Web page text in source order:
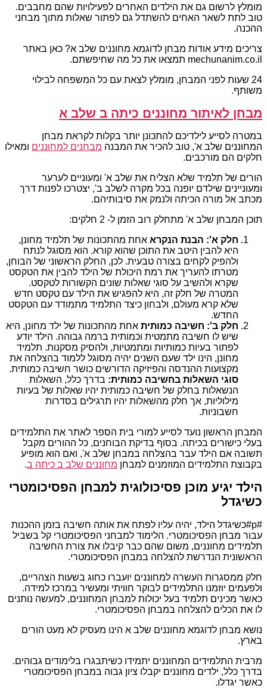
מומלץ לרשום גם את הילדים האחרים לפעילויות שהם מחבבים.
טוב לתת לשאר האחים להשתדל גם לפתור שאלות מתוך מבחני
ההכנה.
צריכים מידע אודות מבחן לדוגמא מחוננים שלב א? כאן באתר
mechunanim.co.il תמצאו את כל מה שחיפשתם.
24 שעות לפני המבחן, מומלץ לצאת עם כל המשפחה לבילוי
משותף.
מבחן לאיתור מחוננים כיתה ב שלב א
במטרה לסייע לילדיכם להתכונן יותר בקלות לקראת מבחן
המחוננים שלב א', טוב להכיר את המבנה מבחנים למחוננים ומאילו
חלקים הם מורכבים.
הורים של תלמיד שלא הצליח את שלב א' ומעוניים לערער
ומעוניינים שילדם יופנה בכל מקרה לשלב ב', יצטרכו לפנות דרך
מכתב אל מורה הכיתה ולנמק את סיבותיהם.
תוכן המבחן שלב א' מתחלק רוב הזמן ל- 2 חלקים:
חלק א': הבנת הנקרא אחת מהתכונות של תלמיד מחונן,
היא להבין היטב את התוכן שהוא קורא. הוא מסוגל לנתח
ולהפיק לקחים בצורה טבעית. לכן, החלק הראשוני של הבוחן,
מטרתו להעריך את רמת היכולת של הילד להבין את הטקסט
שקרא ולהשיב על סוגי שאלות שונים הקשורות לטקסט.
המטרה של חלק זה, היא להפגיש את הילד עם טקסט חדש
שלא קרא מעולם, ולבחון כיצד התלמיד מתמודד עם הטקסט
החדש.
חלק ב': חשיבה כמותית אחת מהתכונות של ילד מחונן, היא
שיש לו חשיבה מתמטית וכמותית ברמה גבוהה. הילד יודע
לפתור בעיות כמותיות ומתמטיות, ולהסיק מסקנות. תלמיד
מחונן, הינו ילד שעם השנים יהיה מסוגל ללמוד בהצלחה את
מקצועות ההנדסה והפיזיקה הדורשים כושר חשיבה כמותית.
סוגי השאלות בחשיבה כמותית: בדרך כלל, השאלות
הנשאלות בחלק של חשיבה כמותית יהיו שאלות של בעיות
מילוליות, אך חלק מהשאלות יהיו תרגילים בסדרות
חשבוניות.
המבחן הראשון נועד לסייע למורי בית הספר לאתר את התלמידים
בעלי כישורים בכיתה. בסוף בדיקת הבוחנים, כל ההורים מקבל
תשובה אם הילד עבר בהצלחה במבחן שלב א', ואם הוא מופיע
בקבוצת התלמידים המוזמנים למבחן מחוננים שלב ב כיתה ב.
הילד יגיע מוכן פסיכולוגית למבחן הפסיכומטרי
כשיגדל
#p#כשיגדל הילד, יהיה עליו לפתח את אותה חשיבה בזמן ההכנות
עבור מבחן הפסיכומטרי. הלימוד למבחני הפסיכומטרי קל בשביל
תלמידים מחוננים, משום שהם כבר קיבלו את צורת החשיבה
הראשונית הנדרשת להצלחה במבחן הפסיכומטרי.
חלק ממסגרות העשרה למחוננים יועברו כחוג בשעות הצהריים,
ולפעמים יוזמנו התלמידים לבוקר חוויתי ומעשיר במרכז למידה.
כאשר מכינים תלמיד בעל יכולות למבחן המחוננים, למעשה נותנים
לו את הכלים להצלחה במבחן הפסיכומטרי.
נושא מבחן לדוגמא מחוננים שלב א הינו מעסיק לא מעט הורים
בארץ.
מרבית התלמידים המחוננים יתמידו כשיתבגרו בלימודים גבוהים.
בדרך כלל, ילדים מחוננים יקבלו ציון גבוה במבחן הפסיכומטרי
כאשר יגדלו.